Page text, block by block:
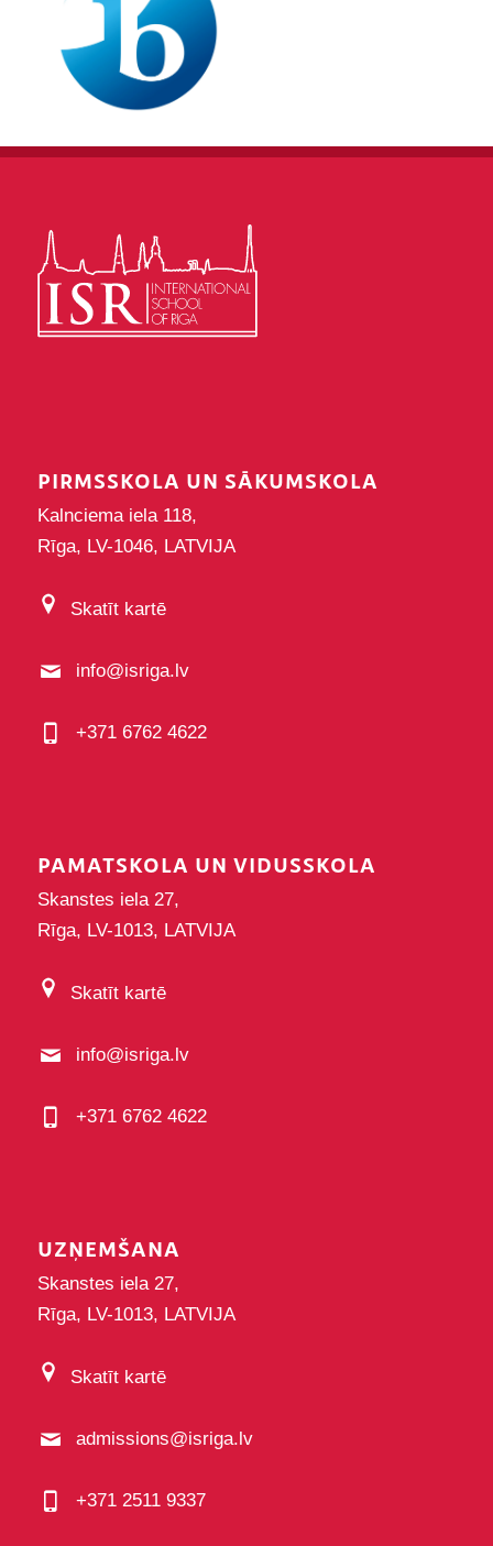
PIRMSSKOLA UN SĀKUMSKOLA
Kalnciema iela 118,
Rīga, LV-1046, LATVIJA
Skatīt kartē
info@isriga.lv
+371 6762 4622
PAMATSKOLA UN VIDUSSKOLA
Skanstes iela 27,
Rīga, LV-1013, LATVIJA
Skatīt kartē
info@isriga.lv
+371 6762 4622
UZŅEMŠANA
Skanstes iela 27,
Rīga, LV-1013, LATVIJA
Skatīt kartē
admissions@isriga.lv
+371 2511 9337